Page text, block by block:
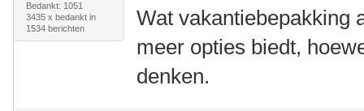
Bedankt: 1051
3435 x bedankt in
1534 berichten
Wat vakantiebepakking
meer opties biedt,
denken.